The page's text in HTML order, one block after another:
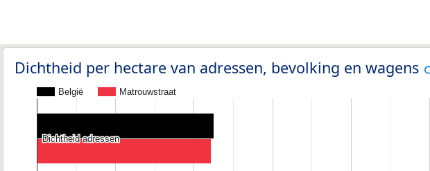
Dichtheid per hectare van adressen, bevolking en wagens
België Matrouwstraat
Dichtheid adressen
Dichtheid adressen